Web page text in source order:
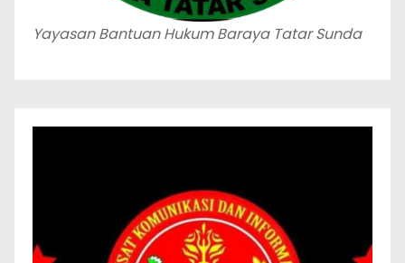
Yayasan Bantuan Hukum Baraya Tatar Sunda